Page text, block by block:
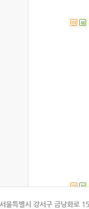
연 북
연 북
울특별시 강서구 금낭화로